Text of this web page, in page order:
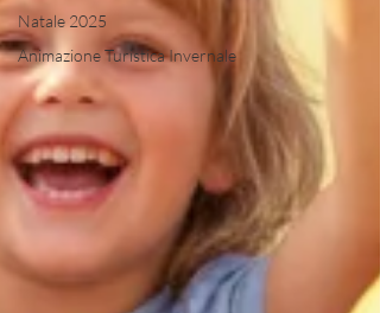
Natale 2025
Animazione Turistica Invernale